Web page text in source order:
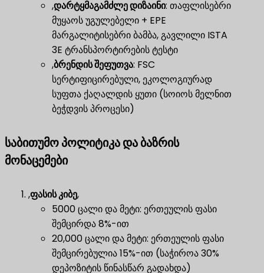
,დარტყმაგამძლე დიზაინი​: თაფლისებრი
მუყაოს უგულებელი + EPE
მარგალიტისებრი ბამბა, გავლილი ISTA
3E ტრანსპორტირების ტესტი
,ბრენდის შეფუთვა​: FSC
სერტიფიცირებული, ეკოლოგიურად
სუფთა ქაღალდის ყუთი (სოიოს მელნით
ბეჭდვის პროცესი)
საბითუმო პოლიტიკა და ბაზრის
მონაცემები
,ფასის კიბე,
5000 ცალი და მეტი: ერთეულის ფასი
შემცირდა 8%-ით
20,000 ცალი და მეტი: ერთეულის ფასი
შემცირებულია 15%-ით (საჭიროა 30%
დეპოზიტის წინასწარ გადახდა)